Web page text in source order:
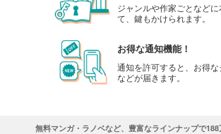
ジャンルや作家ごとなどに
て、鍵もかけられます。
お得な通知機能！
通知を許可すると、お得
などが届きます。
無料マンガ・ラノベなど、豊富なラインナップで188